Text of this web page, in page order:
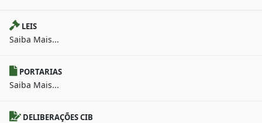
LEIS
Saiba Mais...
PORTARIAS
Saiba Mais...
DELIBERAÇÕES CIB